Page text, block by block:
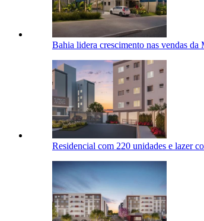
Bahia lidera crescimento nas vendas
Residencial com 220 unidades e lazer